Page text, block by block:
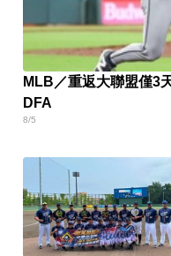
MLB／重返大聯盟僅3
DFA
8/5